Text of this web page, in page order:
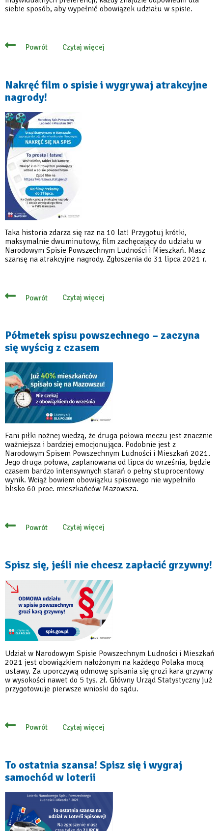
siebie sposób, aby wypełnić obowiązek udziału w spisie.
Powrót Czytaj więcej
o
września,
spisz
Nakręć film o spisie i wygrywaj atrakcyjne
nagrody!
Taka historia zdarza się raz na 10 lat! Przygotuj krótki,
maksymalnie dwuminutowy, film zachęcający do udziału w
Narodowym Spisie Powszechnym Ludności i Mieszkań. Masz
szansę na atrakcyjne nagrody. Zgłoszenia do 31 lipca 2021 r.
Powrót Czytaj więcej
o
spisie
i
wygrywaj
atrakcyjne
Półmetek spisu powszechnego – zaczyna
się wyścig z czasem
Fani piłki nożnej wiedzą, że druga połowa meczu jest znacznie
ważniejsza i bardziej emocjonująca. Podobnie jest z
Narodowym Spisem Powszechnym Ludności i Mieszkań 2021.
Jego druga połowa, zaplanowana od lipca do września, będzie
czasem bardzo intensywnych starań o pełny stuprocentowy
wynik. Wciąż bowiem obowiązku spisowego nie wypełniło
blisko 60 proc. mieszkańców Mazowsza.
Powrót Czytaj więcej
o
–
zaczyna
wyścig
czasem
Spisz się, jeśli nie chcesz zapłacić grzywny!
Udział w Narodowym Spisie Powszechnym Ludności i Mieszkań
2021 jest obowiązkiem nałożonym na każdego Polaka mocą
ustawy. Za uporczywą odmowę spisania się grozi kara grzywny
w wysokości nawet do 5 tys. zł. Główny Urząd Statystyczny już
przygotowuje pierwsze wnioski do sądu.
Powrót Czytaj więcej
o
chcesz
zapłacić
grzywny!
To ostatnia szansa! Spisz się i wygraj
samochód w loterii